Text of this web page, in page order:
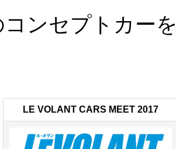
ンセプトカーを
LE VOLANT CARS MEET 2017